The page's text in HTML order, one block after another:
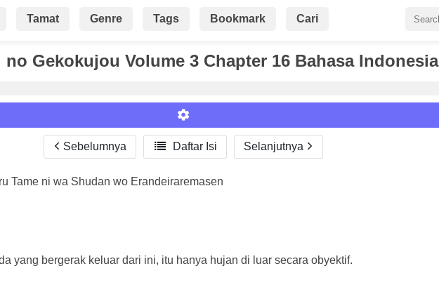
Tamat Genre Tags Bookmark Cari
no Gekokujou Volume 3 Chapter 16 Bahasa Indonesia
Sebelumnya  Daftar Isi Selanjutnya
Tame ni wa Shudan wo Erandeiraremasen
yang bergerak keluar dari ini, itu hanya hujan di luar secara obyektif.